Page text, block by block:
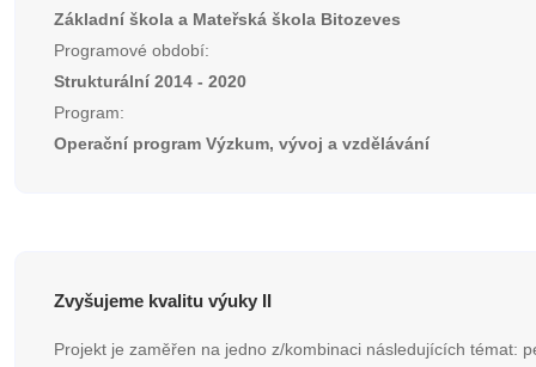
Základní škola a Mateřská škola Bitozeves
Programové období:
Strukturální 2014 - 2020
Program:
Operační program Výzkum, vývoj a vzdělávání
Zvyšujeme kvalitu výuky II
Projekt je zaměřen na jedno z/kombinaci následujících témat: